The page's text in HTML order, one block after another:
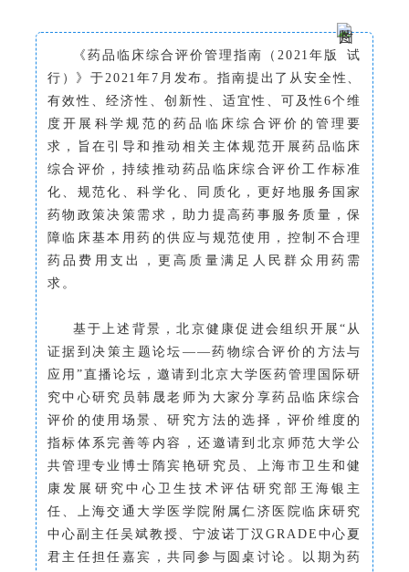
《药品临床综合评价管理指南（2021年版 试
行）》于2021年7月发布。指南提出了从安全性、
有效性、经济性、创新性、适宜性、可及性6个维
度开展科学规范的药品临床综合评价的管理要
求，旨在引导和推动相关主体规范开展药品临床
综合评价，持续推动药品临床综合评价工作标准
化、规范化、科学化、同质化，更好地服务国家
药物政策决策需求，助力提高药事服务质量，保
障临床基本用药的供应与规范使用，控制不合理
药品费用支出，更高质量满足人民群众用药需
求。
基于上述背景，北京健康促进会组织开展“从
证据到决策主题论坛——药物综合评价的方法与
应用”直播论坛，邀请到北京大学医药管理国际研
究中心研究员韩晟老师为大家分享药品临床综合
评价的使用场景、研究方法的选择，评价维度的
指标体系完善等内容，还邀请到北京师范大学公
共管理专业博士隋宾艳研究员、上海市卫生和健
康发展研究中心卫生技术评估研究部王海银主
任、上海交通大学医学院附属仁济医院临床研究
中心副主任吴斌教授、宁波诺丁汉GRADE中心夏
君主任担任嘉宾，共同参与圆桌讨论。以期为药